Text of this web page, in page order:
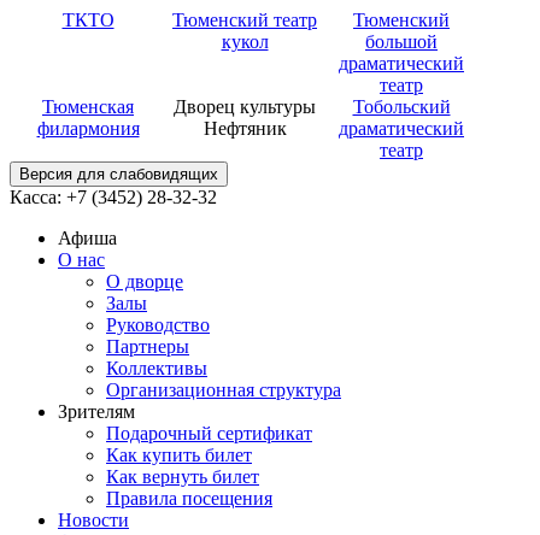
ТКТО
Тюменский театр
кукол
Тюменский
большой
драматический
театр
Тюменская
филармония
Дворец культуры
Нефтяник
Тобольский
драматический
театр
Версия для слабовидящих
Касса: +7 (3452) 28-32-32
Афиша
О нас
О дворце
Залы
Руководство
Партнеры
Коллективы
Организационная структура
Зрителям
Подарочный сертификат
Как купить билет
Как вернуть билет
Правила посещения
Новости